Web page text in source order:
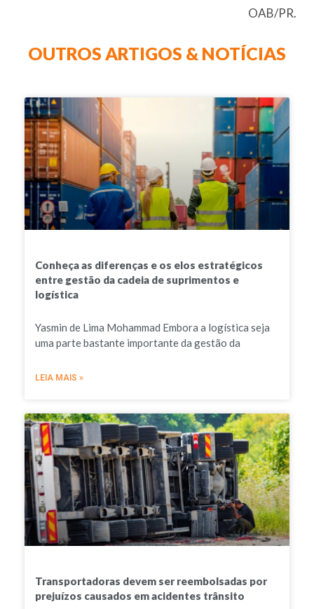
OAB/PR.
OUTROS ARTIGOS & NOTÍCIAS
Conheça as diferenças e os elos estratégicos
entre gestão da cadeia de suprimentos e
logística
Yasmin de Lima Mohammad Embora a logística seja
uma parte bastante importante da gestão da
LEIA MAIS »
Transportadoras devem ser reembolsadas por
prejuízos causados em acidentes trânsito